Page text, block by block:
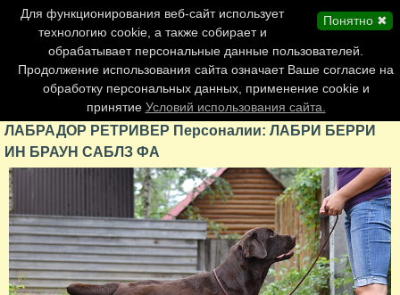
Главная страница
Обновления сайта
Контакты
Персоналии
Форум
ЛАБРАДОР РЕТРИВЕР Персоналии: ЛАБРИ БЕРРИ
ИН БРАУН САБЛЗ ФА
Понятно ✖
Для функционирования веб-сайт использует
технологию cookie, а также собирает и
обрабатывает персональные данные пользователей.
Продолжение использования сайта означает Ваше согласие на
обработку персональных данных, применение cookie и
принятие Условий использования сайта.